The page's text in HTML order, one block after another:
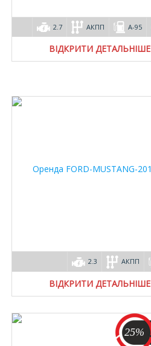
2.7 АКПП А-95
ВІДКРИТИ ДЕТАЛЬНІШЕ
2.3 АКПП
ВІДКРИТИ ДЕТАЛЬНІШЕ
25%